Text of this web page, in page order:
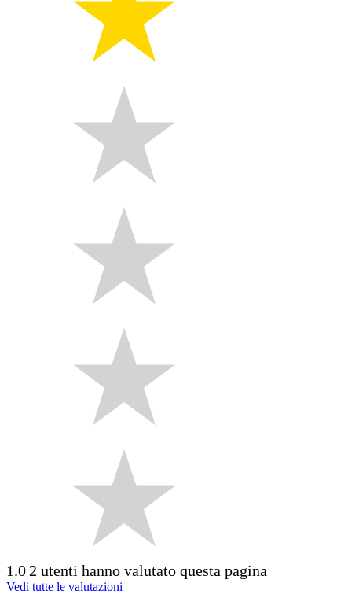
1.02 utenti hanno valutato questa pagina
Vedi tutte le valutazioni